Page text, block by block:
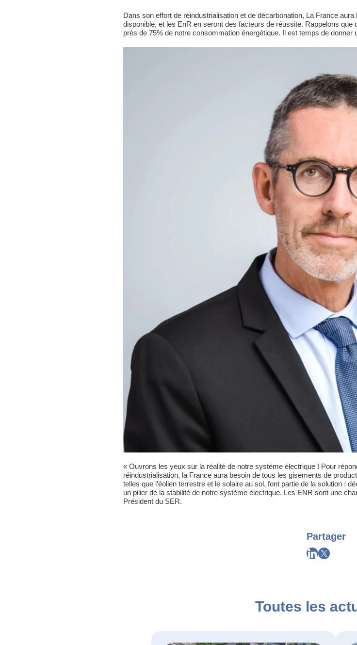
Dans son effort de réindustrialisation et de décarbonation, La France
disponible, et les EnR en seront des facteurs de réussite. Rappelons que
près de 75% de notre consommation énergétique. Il est temps de donner
« Ouvrons les yeux sur la réalité de notre système électrique ! Pour
réindustrialisation, la France aura besoin de tous les gisements de
telles que l’éolien terrestre et le solaire au sol, font partie de la solution :
un pilier de la stabilité de notre système électrique. Les ENR sont une
Président du SER.
Partager
Toutes les